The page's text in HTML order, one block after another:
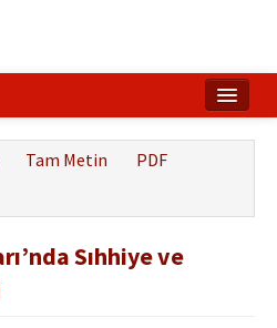
Tam Metin
PDF
Sıhhiye ve